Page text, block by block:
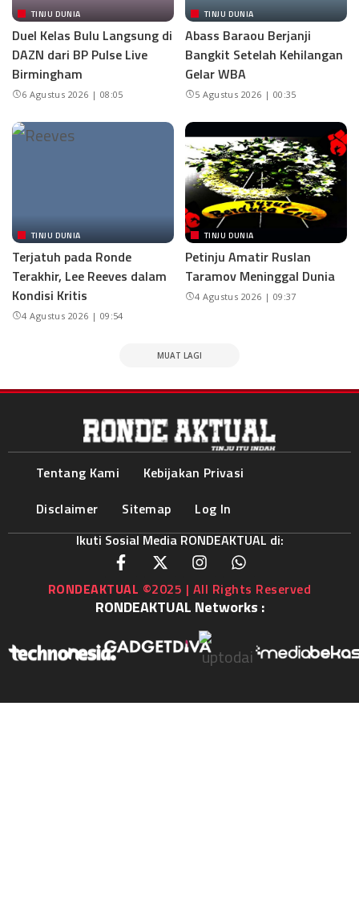
TINJU DUNIA
Duel Kelas Bulu Langsung di
DAZN dari BP Pulse Live
Birmingham
6 Agustus 2026 | 08:05
TINJU DUNIA
Abass Baraou Berjanji
Bangkit Setelah Kehilangan
Gelar WBA
5 Agustus 2026 | 00:35
TINJU DUNIA
Terjatuh pada Ronde
Terakhir, Lee Reeves dalam
Kondisi Kritis
4 Agustus 2026 | 09:54
TINJU DUNIA
Petinju Amatir Ruslan
Taramov Meninggal Dunia
4 Agustus 2026 | 09:37
MUAT LAGI
Tentang Kami
Kebijakan Privasi
Disclaimer
Sitemap
Log In
Ikuti Sosial Media RONDEAKTUAL di:
RONDEAKTUAL ©2025 | All Rights Reserved
RONDEAKTUAL Networks :